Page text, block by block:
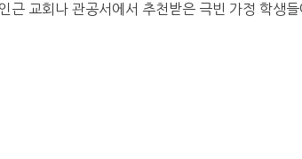
근 교회나 관공서에서 추천받은 극빈 가정 학생